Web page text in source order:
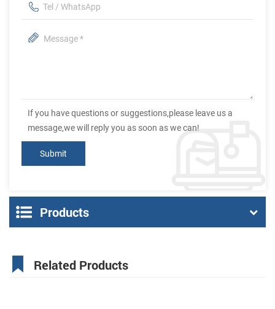
If you have questions or suggestions,please leave us a
message,we will reply you as soon as we can!
Products
Related Products